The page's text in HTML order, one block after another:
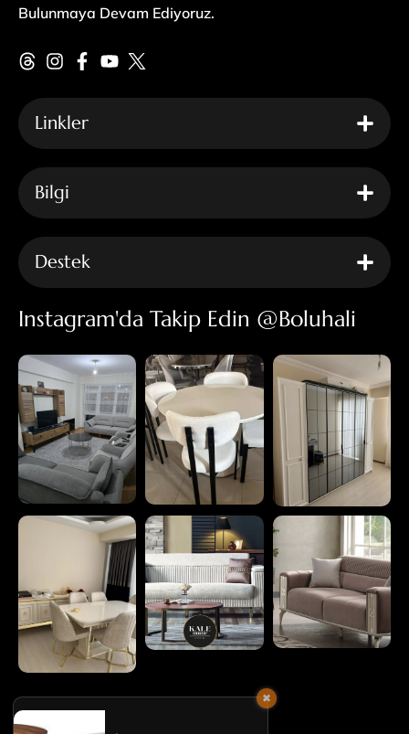
Bulunmaya Devam Ediyoruz.
Linkler
Bilgi
Destek
Instagram'da Takip Edin @boluhali